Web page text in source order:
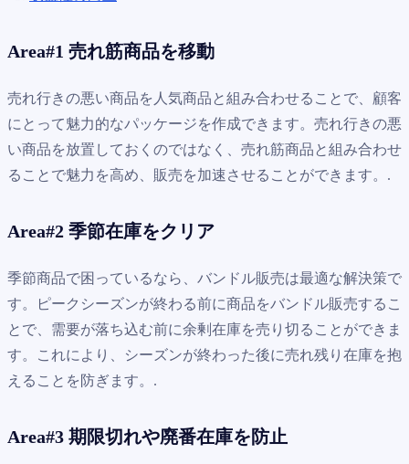
Area#1 売れ筋商品を移動
売れ行きの悪い商品を人気商品と組み合わせることで、顧客
にとって魅力的なパッケージを作成できます。売れ行きの悪
い商品を放置しておくのではなく、売れ筋商品と組み合わせ
ることで魅力を高め、販売を加速させることができます。.
Area#2 季節在庫をクリア
季節商品で困っているなら、バンドル販売は最適な解決策で
す。ピークシーズンが終わる前に商品をバンドル販売するこ
とで、需要が落ち込む前に余剰在庫を売り切ることができま
す。これにより、シーズンが終わった後に売れ残り在庫を抱
えることを防ぎます。.
Area#3 期限切れや廃番在庫を防止